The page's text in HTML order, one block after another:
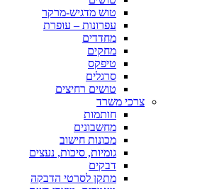
טוש מדגיש-מרקר
עפרונות – עופרת
מחדדים
מחקים
טיפקס
סרגלים
טושים רחיצים
צרכי משרד
חותמות
מחשבונים
מכונות חישוב
גומיות, סיכות, נעצים
דבקים
מתקן לסרטי הדבקה